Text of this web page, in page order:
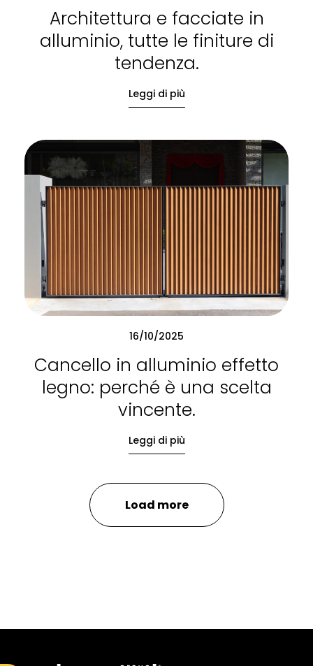
Architettura e facciate in
alluminio, tutte le finiture di
tendenza.
Leggi di più
16/10/2025
Cancello in alluminio effetto
legno: perché è una scelta
vincente.
Leggi di più
Load more